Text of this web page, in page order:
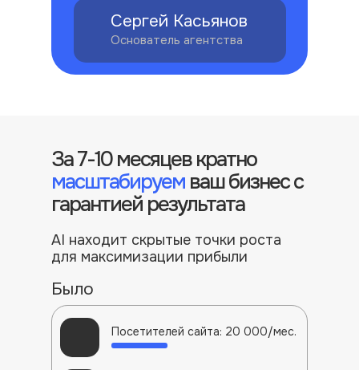
Сергей Касьянов
Основатель агентства
За 7-10 месяцев кратно
масштабируем ваш бизнес с
гарантией результата
AI находит скрытые точки роста
для максимизации прибыли
Было
Посетителей сайта: 20 000/мес.